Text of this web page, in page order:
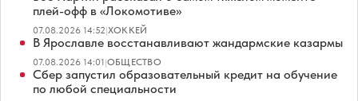
плей-офф в «Локомотиве»
07.08.2026 14:52|ХОККЕЙ
В Ярославле восстанавливают жандармские казармы
07.08.2026 14:01|ОБЩЕСТВО
Сбер запустил образовательный кредит на обучение
по любой специальности